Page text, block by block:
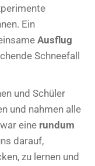
Ein
Ausflug
Schneefall
und Schüler
und nahmen alle
eine rundum
darauf,
zu lernen und